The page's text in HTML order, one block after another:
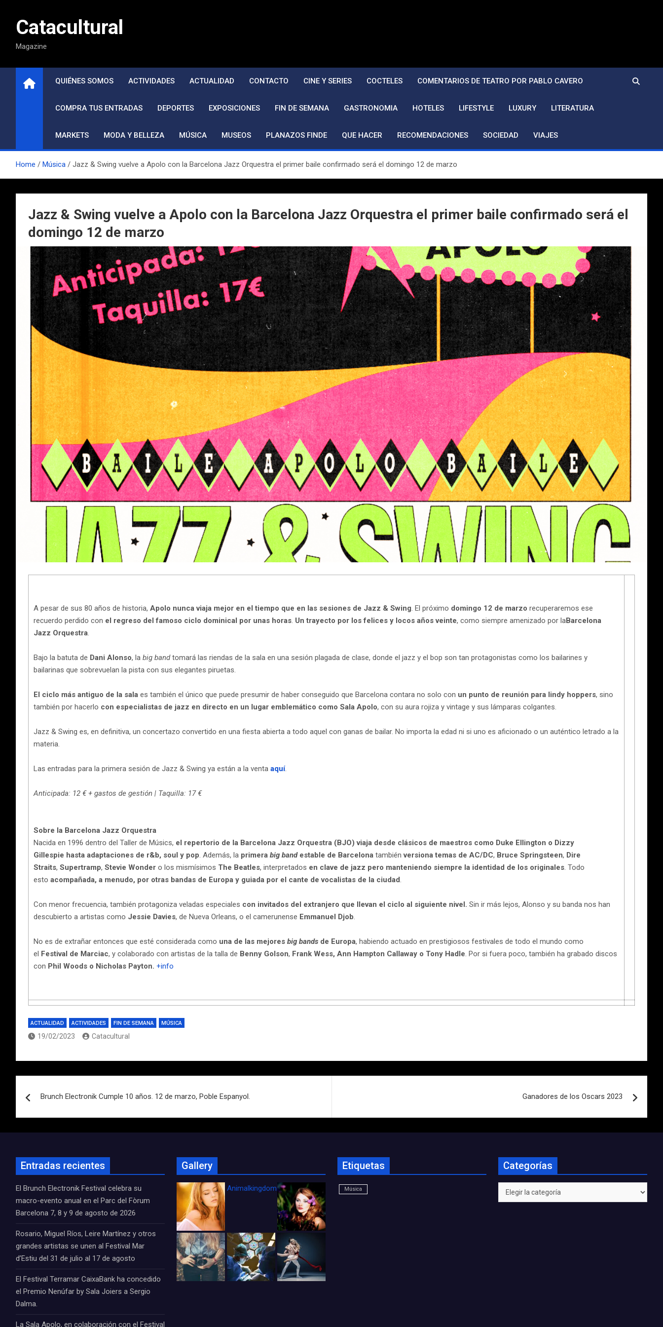
contenidoCatacultural
Magazine
QUIÉNES SOMOS ACTIVIDADES ACTUALIDAD CONTACTO CINE Y SERIES COCTELES COMENTARIOS DE TEATRO POR PABLO CAVERO
COMPRA TUS ENTRADAS DEPORTES EXPOSICIONES FIN DE SEMANA GASTRONOMIA HOTELES LIFESTYLE LUXURY LITERATURA
MARKETS MODA Y BELLEZA MÚSICA MUSEOS PLANAZOS FINDE QUE HACER RECOMENDACIONES SOCIEDAD VIAJES
Home Música Jazz & Swing vuelve a Apolo con la Barcelona Jazz Orquestra el primer baile confirmado será el domingo 12 de marzo
Jazz & Swing vuelve a Apolo con la Barcelona Jazz Orquestra el primer baile confirmado será el
domingo 12 de marzo
A pesar de sus 80 años de historia, Apolo nunca viaja mejor en el tiempo que en las sesiones de Jazz & Swing. El próximo domingo 12 de marzo recuperaremos ese
recuerdo perdido con el regreso del famoso ciclo dominical por unas horas. Un trayecto por los felices y locos años veinte, como siempre amenizado por laBarcelona
Jazz Orquestra.
Bajo la batuta de Dani Alonso, la big bandtomará las riendas de la sala en una sesión plagada de clase, donde el jazz y el bop son tan protagonistas como los bailarines y
bailarinas que sobrevuelan la pista con sus elegantes piruetas.
El ciclo más antiguo de la sala es también el único que puede presumir de haber conseguido que Barcelona contara no solo con un punto de reunión para lindy hoppers, sino
también por hacerlo con especialistas de jazz en directo en un lugar emblemático como Sala Apolo, con su aura rojiza y vintage y sus lámparas colgantes.
Jazz & Swing es, en definitiva, un concertazo convertido en una fiesta abierta a todo aquel con ganas de bailar. No importa la edad ni si uno es aficionado o un auténtico letrado a la
materia.
Las entradas para la primera sesión de Jazz & Swing ya están a la venta aquí.
Anticipada: 12 € + gastos de gestión | Taquilla: 17 €
Sobre la Barcelona Jazz Orquestra
Nacida en 1996 dentro del Taller de Músics, el repertorio de la Barcelona Jazz Orquestra (BJO) viaja desde clásicos de maestros como Duke Ellington o Dizzy
Gillespie hasta adaptaciones de r&b, soul y pop. Además, la primera big bandestable de Barcelona tambiénversiona temas de AC/DC, Bruce Springsteen, Dire
Straits, Supertramp, Stevie Wonder o los mismísimos The Beatles, interpretados en clave de jazz pero manteniendo siempre la identidad de los originales. Todo
esto acompañada, a menudo, por otras bandas de Europa y guiada por el cante de vocalistas de la ciudad.
Con menor frecuencia, también protagoniza veladas especiales con invitados del extranjero que llevan el ciclo al siguiente nivel. Sin ir más lejos, Alonso y su banda nos han
descubierto a artistas como Jessie Davies, de Nueva Orleans, o el camerunense Emmanuel Djob.
No es de extrañar entonces que esté considerada como una de las mejores big bands de Europa, habiendo actuado en prestigiosos festivales de todo el mundo como
el Festival de Marciac, y colaborado con artistas de la talla de Benny Golson, Frank Wess, Ann Hampton Callaway o Tony Hadle. Por si fuera poco, también ha grabado discos
con Phil Woods o Nicholas Payton. +info
ACTUALIDAD ACTIVIDADES FIN DE SEMANA MÚSICA
19/02/2023 Catacultural
de
Brunch Electronik Cumple 10 años. 12 de marzo, Poble Espanyol. Ganadores de los Oscars 2023
Entradas recientes
El Brunch Electronik Festival celebra su
macro-evento anual en el Parc del Fòrum
Barcelona 7, 8 y 9 de agosto de 2026
Rosario, Miguel Ríos, Leire Martínez y otros
grandes artistas se unen al Festival Mar
d’Estiu del 31 de julio al 17 de agosto
El Festival Terramar CaixaBank ha concedido
el Premio Nenúfar by Sala Joiers a Sergio
Dalma.
La Sala Apolo, en colaboración con el Festival
Gallery
Animalkingdom_FichaCine
Etiquetas
Música
Categorías
Categorías